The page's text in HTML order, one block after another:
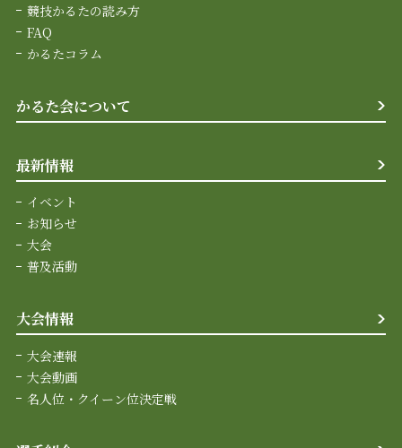
競技かるたの読み方
FAQ
かるたコラム
かるた会について
最新情報
イベント
お知らせ
大会
普及活動
大会情報
大会速報
大会動画
名人位・クイーン位決定戦